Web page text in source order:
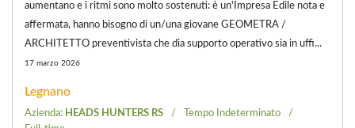
aumentano e i ritmi sono molto sostenuti: è un'Impresa Edile nota e
affermata, hanno bisogno di un/una giovane GEOMETRA /
ARCHITETTO preventivista che dia supporto operativo sia in uffi...
17 marzo 2026
Legnano
Azienda: HEADS HUNTERS RS
Tempo Indeterminato